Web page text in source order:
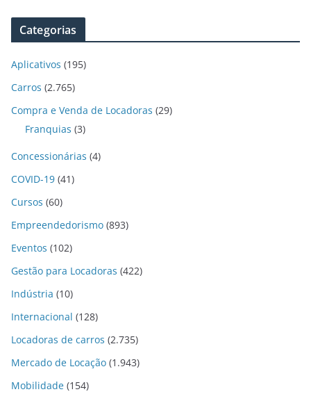
Categorias
Aplicativos (195)
Carros (2.765)
Compra e Venda de Locadoras (29)
Franquias (3)
Concessionárias (4)
COVID-19 (41)
Cursos (60)
Empreendedorismo (893)
Eventos (102)
Gestão para Locadoras (422)
Indústria (10)
Internacional (128)
Locadoras de carros (2.735)
Mercado de Locação (1.943)
Mobilidade (154)